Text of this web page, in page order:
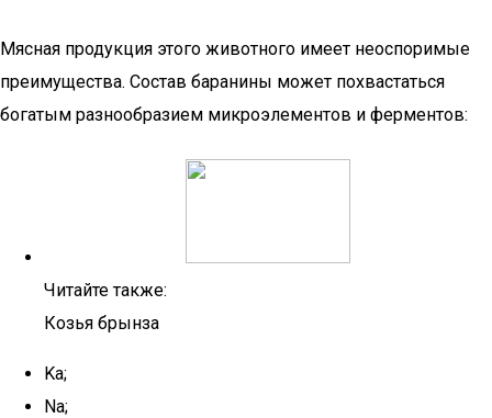
Мясная продукция этого животного имеет неоспоримые
преимущества. Состав баранины может похвастаться
богатым разнообразием микроэлементов и ферментов:
Читайте также:
Козья брынза
Ka;
Na;